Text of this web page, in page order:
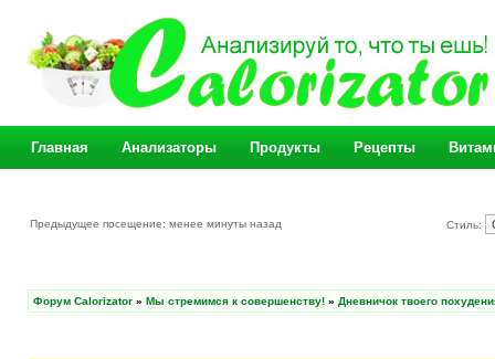
Главная Анализаторы Продукты Рецепты
Предыдущее посещение: менее минуты назад Стиль:
Форум Calorizator » Мы стремимся к совершенству! » Дневничок твоего